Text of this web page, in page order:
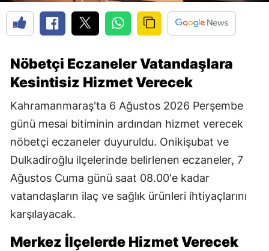
Nöbetçi Eczaneler Vatandaşlara
Kesintisiz Hizmet Verecek
Kahramanmaraş'ta 6 Ağustos 2026 Perşembe
günü mesai bitiminin ardından hizmet verecek
nöbetçi eczaneler duyuruldu. Onikişubat ve
Dulkadiroğlu ilçelerinde belirlenen eczaneler, 7
Ağustos Cuma günü saat 08.00'e kadar
vatandaşların ilaç ve sağlık ürünleri ihtiyaçlarını
karşılayacak.
Merkez İlçelerde Hizmet Verecek